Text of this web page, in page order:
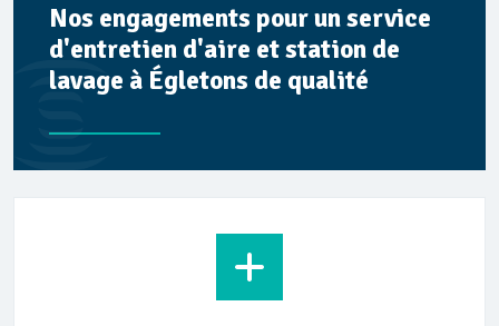
Nos engagements pour un service
d'entretien d'aire et station de
lavage à Égletons de qualité